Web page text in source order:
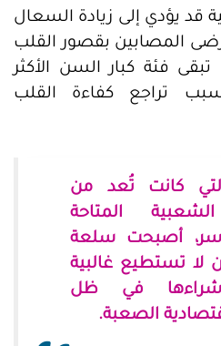
قد يؤدي إلى زيادة السعال
المصابين بقصور القلب
فئة كبار السن الأكثر
تراجع كفاءة القلب
التي كانت تُعد من
المتاحة
أصبحت سلعة
لا تستطيع غالبية
شراءها في ظل
الصعبة.